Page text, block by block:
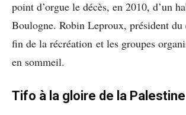
point d’orgue le décès, en 2010, d’un
Boulogne. Robin Leproux, président
fin de la récréation et les groupes
en sommeil.
Tifo à la gloire de la Palestine